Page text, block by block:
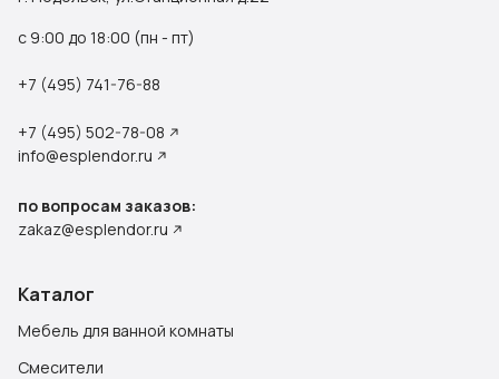
с 9:00 до 18:00 (пн - пт)
+7 (495) 741-76-88
+7 (495) 502-78-08
info@esplendor.ru
по вопросам заказов:
zakaz@esplendor.ru
Каталог
Мебель для ванной комнаты
Смесители